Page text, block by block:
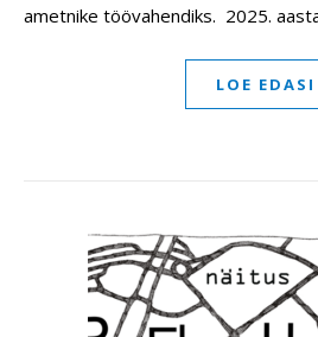
ametnike töövahendiks. 2025.
LOE EDASI